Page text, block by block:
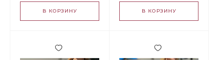
В КОРЗИНУ В КОРЗИНУ